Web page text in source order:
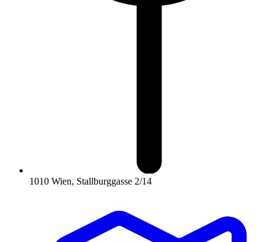
1010 Wien, Stallburggasse 2/14